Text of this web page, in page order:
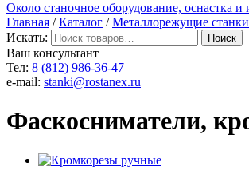
Около станочное оборудование, оснастка и
Главная /Каталог /Металлорежущие
Искать:
Ваш консультант
Тел: 8 (812) 986-36-47
e-mail: stanki@rostanex.ru
Фаскосниматели,